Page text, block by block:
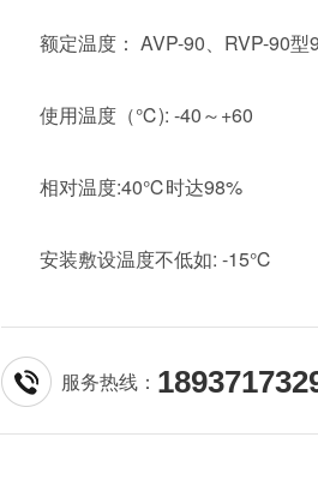
额定温度： AVP-90、RVP-90
使用温度（℃): -40～+60
相对温度:40℃时达98%
安装敷设温度不低如: -15℃
充许小弯曲半径:室内不小于5倍,
服务热线：